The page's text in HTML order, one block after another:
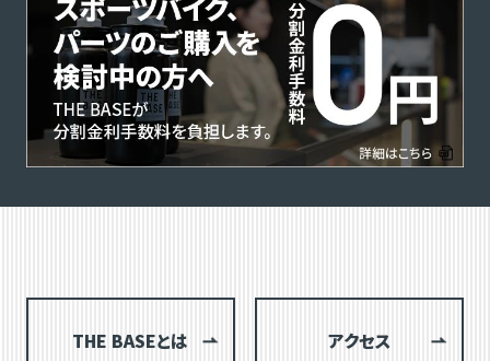
THE BASEとは アクセス